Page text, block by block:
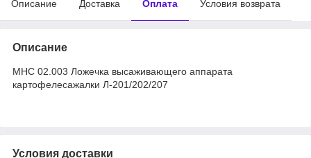
Описание Доставка Оплата Условия возврата
Описание
МНС 02.003 Ложечка высаживающего аппарата
картофелесажалки Л-201/202/207
Условия доставки